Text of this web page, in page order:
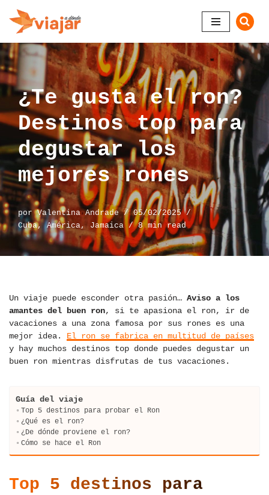
Saltar
al
contenido
¿Te gusta el ron?
Destinos top para
degustar los
mejores rones
porValentina Andrade
05/02/2025
Cuba,América, Jamaica 8 min read
Un viaje puede esconder otra pasión… Aviso a los
amantes del buen ron, si te apasiona el ron, ir de
vacaciones a una zona famosa por sus rones es una
mejor idea. El ron se fabrica en multitud de países
y hay muchos destinos top donde puedes degustar un
buen ron mientras disfrutas de tus vacaciones.
Guía del viaje
Top 5 destinos para probar el Ron
¿Qué es el ron?
¿De dónde proviene el ron?
Cómo se hace el Ron
Top 5 destinos para